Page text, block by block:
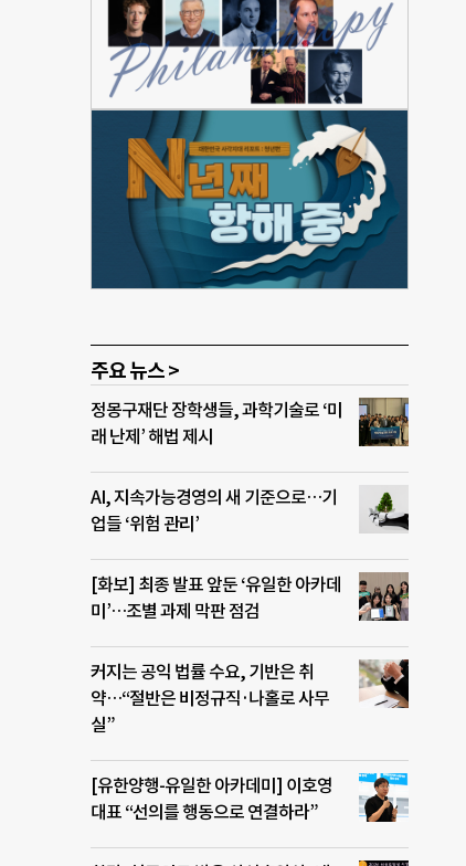
주요 뉴스 >
정몽구재단 장학생들, 과학기술로 ‘미
래 난제’ 해법 제시
AI, 지속가능경영의 새 기준으로…기
업들 ‘위험 관리’
[화보] 최종 발표 앞둔 ‘유일한 아카데
미’…조별 과제 막판 점검
커지는 공익 법률 수요, 기반은 취
약…“절반은 비정규직·나홀로 사무
실”
[유한양행-유일한 아카데미] 이호영
대표 “선의를 행동으로 연결하라”